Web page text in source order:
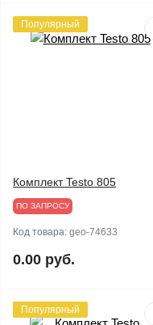
Популярный
Комплект Testo 805
ПО ЗАПРОСУ
Код товара: geo-74633
0.00 руб.
Популярный